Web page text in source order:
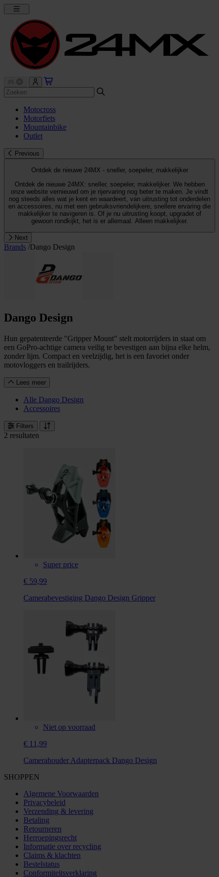
Motocross
Motorfiets
Mountainbike
Outlet
Previous
Ontdek de nieuwe 24MX - sneller, soepeler, makkelijker
Ontdek de nieuwe 24MX: sneller, soepeler, makkelijker. We hebben
onze website vernieuwd om je rijervaring nog beter te maken. Je vindt
nog steeds alles wat je kent en waardeert, van uitrusting tot onderdelen
en accessoires, nu met een gebruiksvriendelijkere, snellere ervaring die
makkelijker te navigeren is. Of je nu uitrusting koopt, upgradet of
gewoon rondkijkt, het is er allemaal. Alleen makkelijker.
Next
Brands /Dango Design
Dango Design
Hun gepatenteerde "Gripper Mount" stelt motorrijders in staat om
een GoPro-achtige camera veilig te bevestigen aan bijna elke helm,
zonder lijm. Compact en veelzijdig, het is een favoriet onder
motovloggers en trailrijders.
Lees meer
Alle Dango Design
Accessoires
Filters
2 resultaten
Super price
€ 59,99
Camerabevestiging Dango Design Gripper
Niet op voorraad
€ 11,99
Camerahouder Adapterpack Dango Design
SHOPPEN
Algemene Voorwaarden
Privacybeleid
Verzending & levering
Betaling
Retourneren
Herroepingsrecht
Informatie over recycling
Claims & klachten
Bestelstatus
Conformiteitsverklaring